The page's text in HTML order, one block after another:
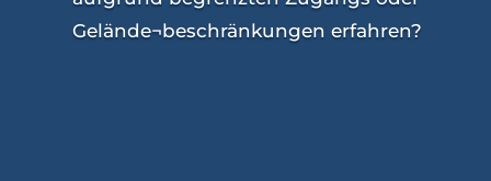
Gelände¬beschränkungen erfahren?